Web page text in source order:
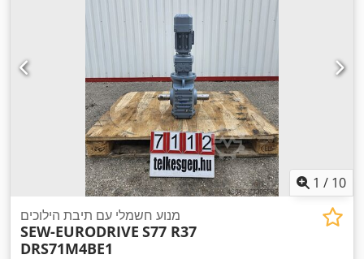
1 / 10
מנוע חשמלי עם תיבת הילוכים
SEW-EURODRIVE S77 R37
DRS71M4BE1